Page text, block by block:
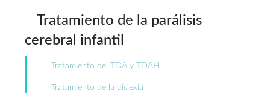
Tratamiento de la parálisis
cerebral infantil
Tratamiento del TDA y TDAH
Tratamiento de la dislexia